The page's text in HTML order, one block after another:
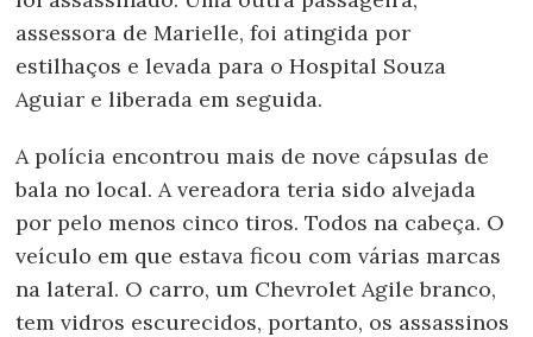
assessora de Marielle, foi atingida por
estilhaços e levada para o Hospital Souza
Aguiar e liberada em seguida.
A polícia encontrou mais de nove cápsulas de
bala no local. A vereadora teria sido alvejada
por pelo menos cinco tiros. Todos na cabeça. O
veículo em que estava ficou com várias marcas
na lateral. O carro, um Chevrolet Agile branco,
tem vidros escurecidos, portanto, os assassinos